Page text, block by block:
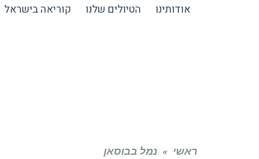
אודותינו הטיולים שלנו קוריאה בישראל
ראשי » נמל בבוסאן